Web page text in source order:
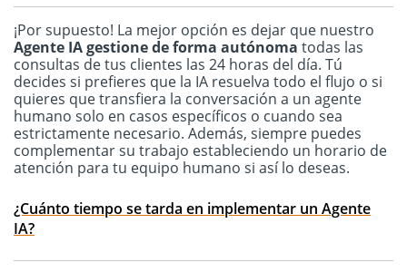
¡Por supuesto! La mejor opción es dejar que nuestro
Agente IA gestione de forma autónoma todas las
consultas de tus clientes las 24 horas del día. Tú
decides si prefieres que la IA resuelva todo el flujo o si
quieres que transfiera la conversación a un agente
humano solo en casos específicos o cuando sea
estrictamente necesario. Además, siempre puedes
complementar su trabajo estableciendo un horario de
atención para tu equipo humano si así lo deseas.
¿Cuánto tiempo se tarda en implementar un Agente
IA?